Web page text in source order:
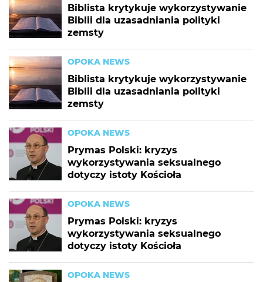
Biblista krytykuje wykorzystywanie
Biblii dla uzasadniania polityki
zemsty
OPOKA NEWS
Biblista krytykuje wykorzystywanie
Biblii dla uzasadniania polityki
zemsty
OPOKA NEWS
Prymas Polski: kryzys
wykorzystywania seksualnego
dotyczy istoty Kościoła
OPOKA NEWS
Prymas Polski: kryzys
wykorzystywania seksualnego
dotyczy istoty Kościoła
OPOKA NEWS